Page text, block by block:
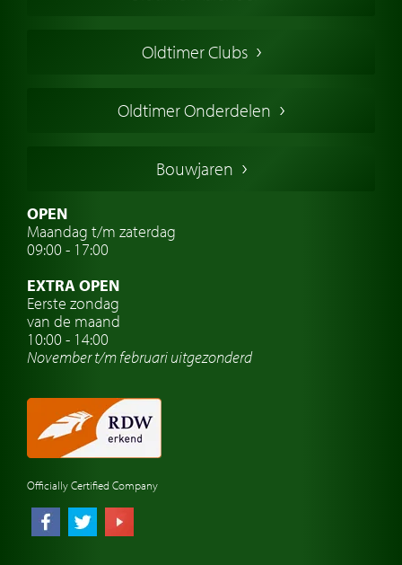
Amerikaanse oldtimers
Franse oldtimers
Zweedse oldtimers
Oldtimer verzekering
Oldtimer reizen
Oldtimerwerkplaats
Automerk horloges
Classic cars Nederland
Oldtimer Clubs
Oldtimer Onderdelen
Bouwjaren
OPEN
Maandag t/m zaterdag
09:00 - 17:00
EXTRA OPEN
Eerste zondag
van de maand
10:00 - 14:00
November t/m februariuitgezonderd
Officially Certified Company